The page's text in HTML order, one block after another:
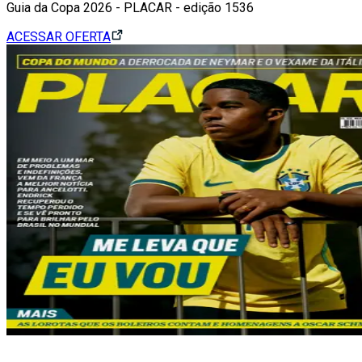
Guia da Copa 2026 - PLACAR - edição 1536
ACESSAR OFERTA